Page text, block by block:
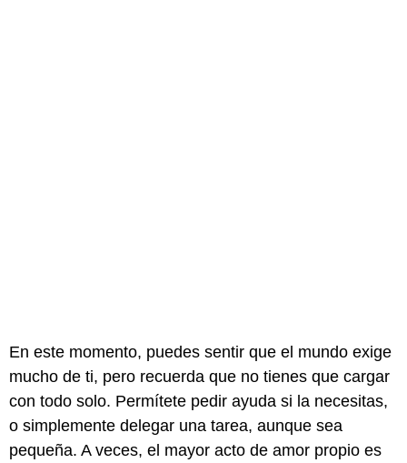
En este momento, puedes sentir que el mundo exige
mucho de ti, pero recuerda que no tienes que cargar
con todo solo. Permítete pedir ayuda si la necesitas,
o simplemente delegar una tarea, aunque sea
pequeña. A veces, el mayor acto de amor propio es